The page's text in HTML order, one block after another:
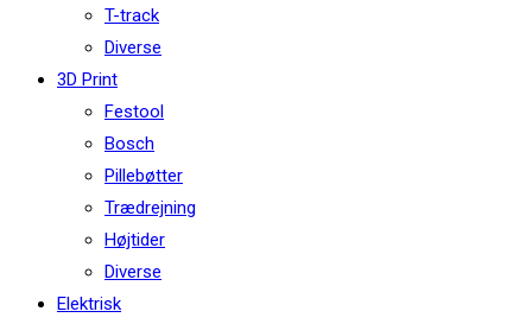
T-track
Diverse
3D Print
Festool
Bosch
Pillebøtter
Trædrejning
Højtider
Diverse
Elektrisk